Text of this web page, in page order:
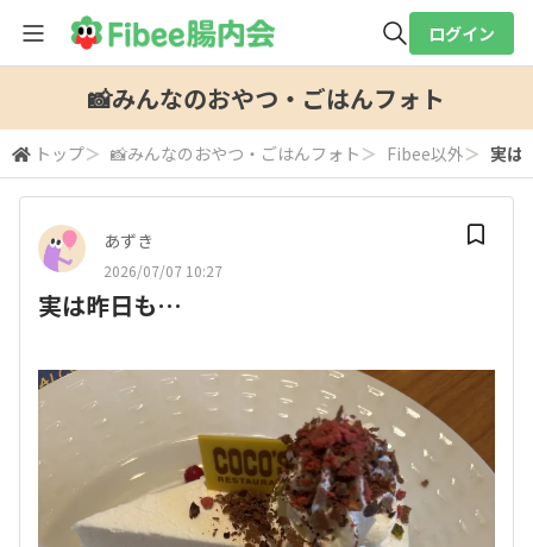
全体検索
検索
ログイン
📸みんなのおやつ・ごはんフォト
トップ＞ 📸みんなのおやつ・ごはんフォト ＞ Fibee以外＞ 実は
あずき
2026/07/07 10:27
実は昨日も…